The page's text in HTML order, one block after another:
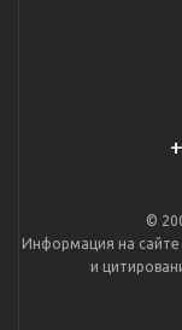
©
Информация на
и